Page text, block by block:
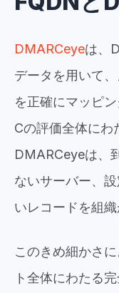
DMARCeyeは、
データを用いて
を正確にマッピ
Cの評価全体にわ
DMARCeyeは、
ないサーバー、
いレコードを組
このきめ細かさ
ト全体にわたる